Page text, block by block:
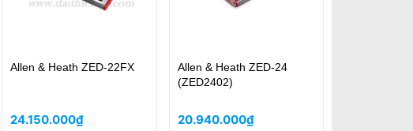
Allen & Heath ZED-22FX
24.150.000₫
Allen & Heath ZED-24
(ZED2402)
20.940.000₫